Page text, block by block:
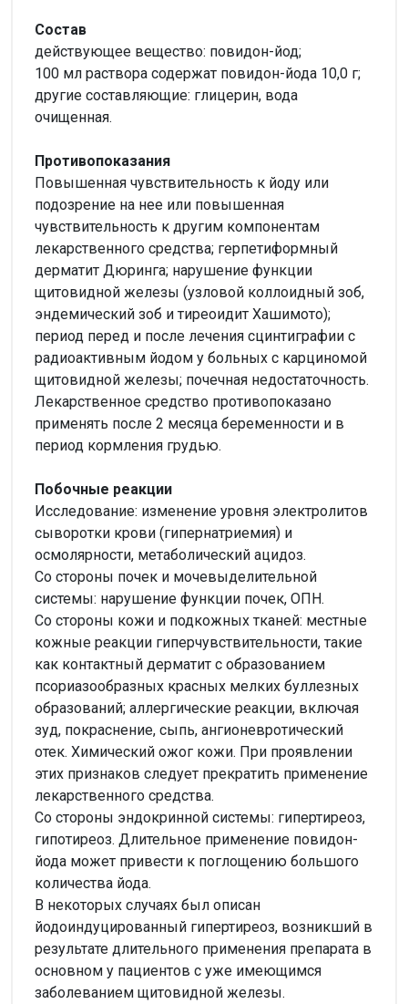
Состав
действующее вещество: повидон-йод;
100 мл раствора содержат повидон-йода 10,0 г;
другие составляющие: глицерин, вода
очищенная.
Противопоказания
Повышенная чувствительность к йоду или
подозрение на нее или повышенная
чувствительность к другим компонентам
лекарственного средства; герпетиформный
дерматит Дюринга; нарушение функции
щитовидной железы (узловой коллоидный зоб,
эндемический зоб и тиреоидит Хашимото);
период перед и после лечения сцинтиграфии с
радиоактивным йодом у больных с карциномой
щитовидной железы; почечная недостаточность.
Лекарственное средство противопоказано
применять после 2 месяца беременности и в
период кормления грудью.
Побочные реакции
Исследование: изменение уровня электролитов
сыворотки крови (гипернатриемия) и
осмолярности, метаболический ацидоз.
Со стороны почек и мочевыделительной
системы: нарушение функции почек, ОПН.
Со стороны кожи и подкожных тканей: местные
кожные реакции гиперчувствительности, такие
как контактный дерматит с образованием
псориазообразных красных мелких буллезных
образований; аллергические реакции, включая
зуд, покраснение, сыпь, ангионевротический
отек. Химический ожог кожи. При проявлении
этих признаков следует прекратить применение
лекарственного средства.
Со стороны эндокринной системы: гипертиреоз,
гипотиреоз. Длительное применение повидон-
йода может привести к поглощению большого
количества йода.
В некоторых случаях был описан
йодоиндуцированный гипертиреоз, возникший в
результате длительного применения препарата в
основном у пациентов с уже имеющимся
заболеванием щитовидной железы.